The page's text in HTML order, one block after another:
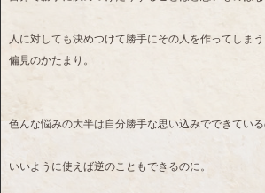
人に対しても決めつけて勝手にその人を作ってしまう
偏見のかたまり。
色んな悩みの大半は自分勝手な思い込みでできている
いいように使えば逆のこともできるのに。